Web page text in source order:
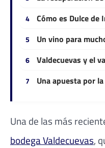
Cómo es Dulce de
Un vino para
Valdecuevas y el
Una apuesta por
Una de las más
bodega Valdecuevas,